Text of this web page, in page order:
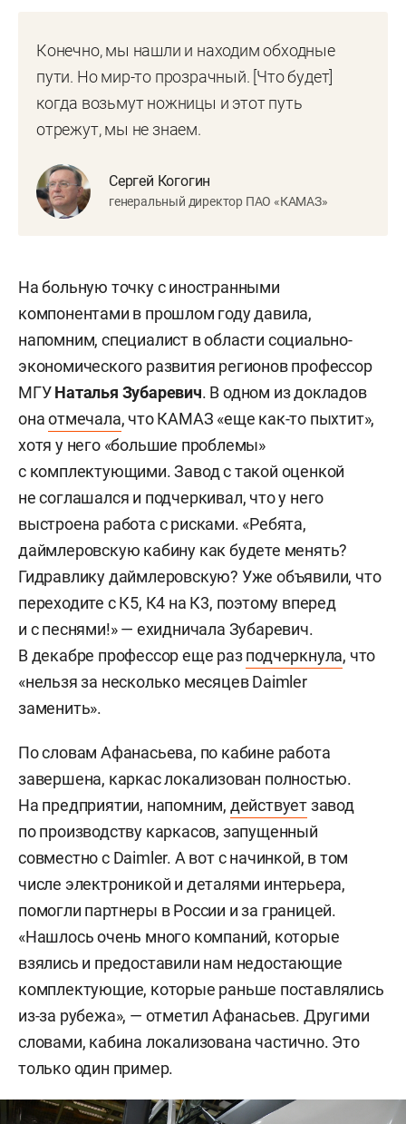
Конечно, мы нашли и находим обходные
пути. Но мир-то прозрачный. [Что будет]
когда возьмут ножницы и этот путь
отрежут, мы не знаем.
Сергей Когогин
генеральный директор ПАО «КАМАЗ»
На больную точку с иностранными
компонентами в прошлом году давила,
напомним, специалист в области социально-
экономического развития регионов профессор
МГУНаталья Зубаревич. В одном из докладов
онаотмечала, что КАМАЗ «еще как-то пыхтит»,
хотя у него «большие проблемы»
с комплектующими. Завод с такой оценкой
не соглашался и подчеркивал, что у него
выстроена работа с рисками. «Ребята,
даймлеровскую кабину как будете менять?
Гидравлику даймлеровскую? Уже объявили, что
переходите с К5, К4 на К3, поэтому вперед
и с песнями!» — ехидничала Зубаревич.
В декабре профессор еще разподчеркнула, что
«нельзя за несколько месяцев Daimler
заменить».
По словам Афанасьева, по кабине работа
завершена, каркас локализован полностью.
На предприятии, напомним, действуетзавод
по производству каркасов, запущенный
совместно с Daimler. А вот с начинкой, в том
числе электроникой и деталями интерьера,
помогли партнеры в России и за границей.
«Нашлось очень много компаний, которые
взялись и предоставили нам недостающие
комплектующие, которые раньше поставлялись
из-за рубежа», — отметил Афанасьев. Другими
словами, кабина локализована частично. Это
только один пример.